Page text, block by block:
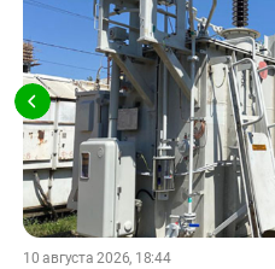
10 августа 2026, 18:44